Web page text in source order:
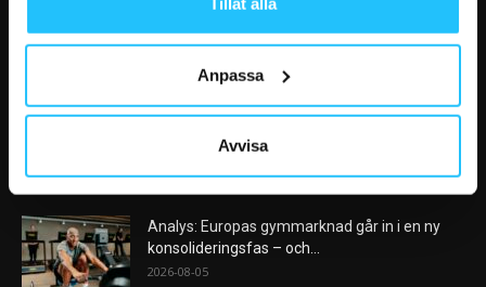
Anpassa
Avvisa
nästa stora kategori
AI kommer aldrig kunna ersätta en frukost
efter träningspasset
Analys: Europas gymmarknad går in i en ny
konsolideringsfas – och...
2026-08-05